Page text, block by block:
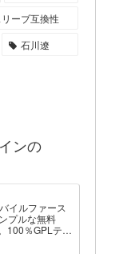
リーブ互換性
石川遼
ンの
イルファース
プルな無料
100％GPLテー